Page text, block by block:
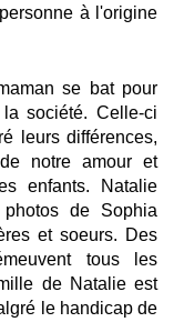
à l'origine
se bat pour
société. Celle-ci
leurs différences,
notre amour et
enfants. Natalie
de Sophia
et soeurs. Des
tous les
de Natalie est
le handicap de